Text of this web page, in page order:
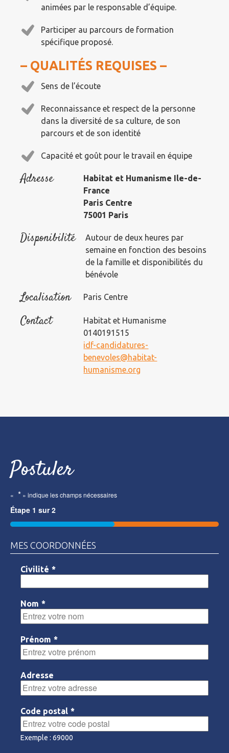
animées par le responsable d’équipe.
Participer au parcours de formation
spécifique proposé.
– QUALITÉS REQUISES –
Sens de l’écoute
Reconnaissance et respect de la personne
dans la diversité de sa culture, de son
parcours et de son identité
Capacité et goût pour le travail en équipe
Adresse
Habitat et Humanisme Ile-de-
France
Paris Centre
75001 Paris
Disponibilité
Autour de deux heures par
semaine en fonction des besoins
de la famille et disponibilités du
bénévole
Localisation Paris Centre
Contact
Habitat et Humanisme
0140191515
idf-candidatures-
benevoles@habitat-
humanisme.org
Postuler
« * » indique les champs nécessaires
Étape 1 sur2
50%
MES COORDONNÉES
Civilité *
Nom *
Prénom *
Adresse
Code postal *
Exemple : 69000